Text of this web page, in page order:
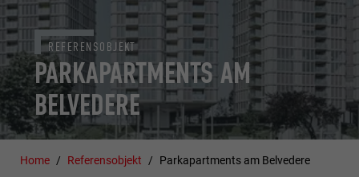
PARKAPARTMENTS AM
BELVEDERE
REFERENSOBJEKT
Home Referensobjekt Parkapartments am Belvedere